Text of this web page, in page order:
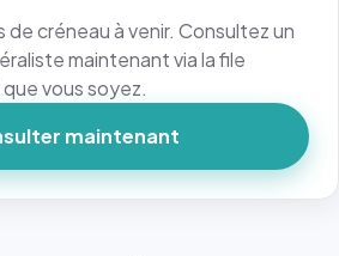
de créneau à venir. Consultez un
maintenant via la file
vous soyez.
maintenant